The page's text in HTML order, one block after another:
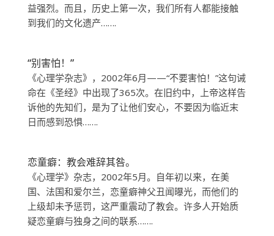
益强烈。而且，历史上第一次，我们所有人都能接触
到我们的文化遗产…….
“别害怕！”
《心理学杂志》，2002年6月——“不要害怕！”这句诫
命在《圣经》中出现了365次。在旧约中，上帝这样告
诉他的先知们，是为了让他们安心，不要因为临近末
日而感到恐惧…….
恋童癖：教会难辞其咎。
《心理学》杂志，2002年5月。自年初以来，在美
国、法国和爱尔兰，恋童癖神父丑闻曝光，而他们的
上级却未予惩罚，这严重震动了教会。许多人开始质
疑恋童癖与独身之间的联系…….